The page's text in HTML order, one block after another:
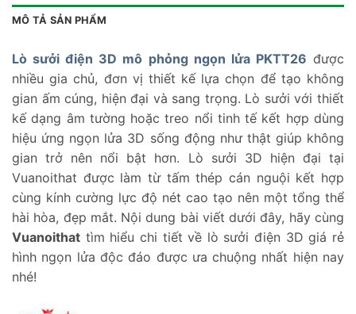
MÔ TẢ SẢN PHẨM
Lò sưởi điện 3D mô phỏng ngọn lửa PKTT26 được
nhiều gia chủ, đơn vị thiết kế lựa chọn để tạo không
gian ấm cúng, hiện đại và sang trọng. Lò sưởi với thiết
kế dạng âm tường hoặc treo nổi tinh tế kết hợp dùng
hiệu ứng ngọn lửa 3D sống động như thật giúp không
gian trở nên nổi bật hơn. Lò sưởi 3D hiện đại tại
Vuanoithat được làm từ tấm thép cán nguội kết hợp
cùng kính cường lực độ nét cao tạo nên một tổng thể
hài hòa, đẹp mắt. Nội dung bài viết dưới đây, hãy cùng
Vuanoithat tìm hiểu chi tiết về lò sưởi điện 3D giá rẻ
hình ngọn lửa độc đáo được ưa chuộng nhất hiện nay
nhé!